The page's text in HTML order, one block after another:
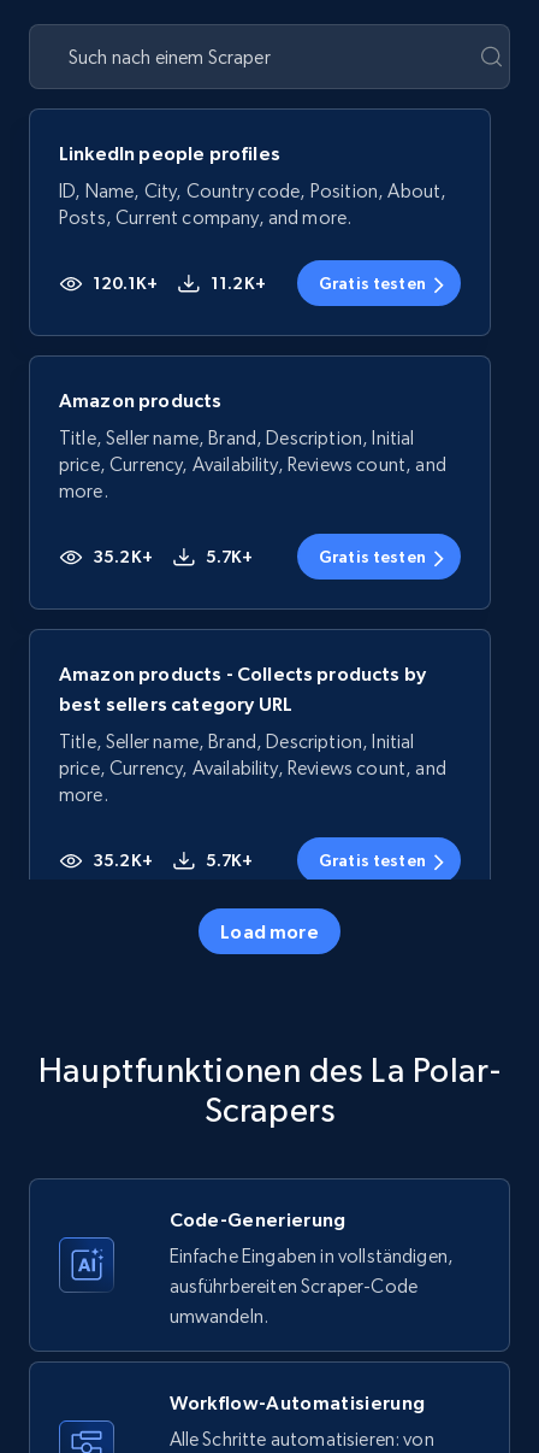
LinkedIn people profiles
ID, Name, City, Country code, Position, About,
Posts, Current company, and more.
120.1K+ 11.2K+ Gratis testen
Amazon products
Title, Seller name, Brand, Description, Initial
price, Currency, Availability, Reviews count, and
more.
35.2K+ 5.7K+ Gratis testen
Amazon products - Collects products by
best sellers category URL
Title, Seller name, Brand, Description, Initial
price, Currency, Availability, Reviews count, and
more.
35.2K+ 5.7K+ Gratis testen
price, Currency, Availability, Reviews count, and
Amazon products - Collects products by
specific keywords
Title, Seller name, Brand, Description, Initial
Load more
Hauptfunktionen des La Polar-
Scrapers
Code-Generierung
Einfache Eingaben in vollständigen,
ausführbereiten Scraper-Code
umwandeln.
Workflow-Automatisierung
Alle Schritte automatisieren: von